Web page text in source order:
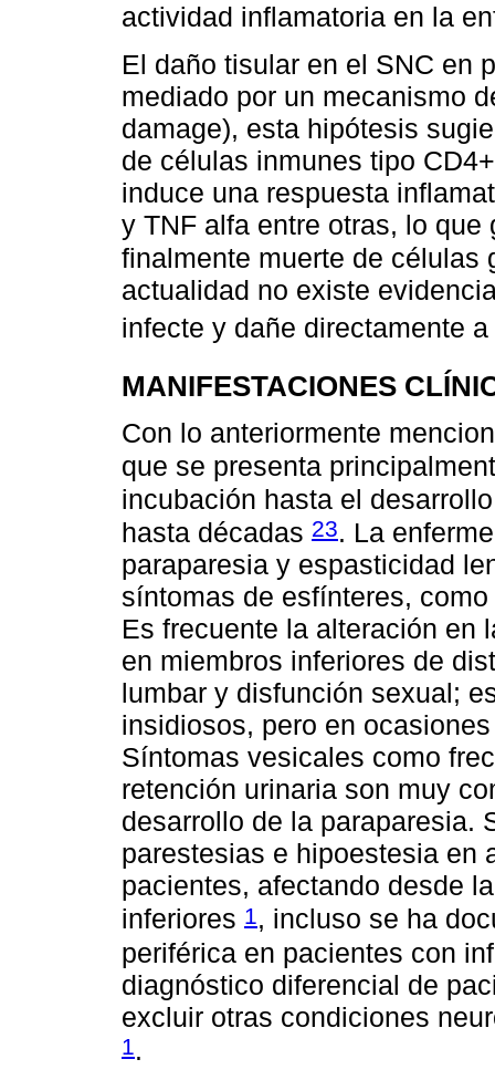
actividad inflamatoria en la
El daño tisular en el SNC en
mediado por un mecanismo
damage), esta hipótesis
de células inmunes tipo
induce una respuesta
y TNF alfa entre otras, lo
finalmente muerte de
actualidad no existe
infecte y dañe directamente
MANIFESTACIONES
Con lo anteriormente
que se presenta
incubación hasta el
hasta décadas 23. La
paraparesia y espasticidad
síntomas de esfínteres,
Es frecuente la alteración en
en miembros inferiores de
lumbar y disfunción sexual;
insidiosos, pero en
Síntomas vesicales como
retención urinaria son muy
desarrollo de la paraparesia.
parestesias e hipoestesia en
pacientes, afectando desde
inferiores 1 , incluso se ha
periférica en pacientes con
diagnóstico diferencial de
excluir otras condiciones
1.